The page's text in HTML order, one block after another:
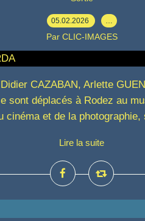
05.02.2026 …
Par CLIC-IMAGES
CAZABAN, Arlette
sont déplacés à Rodez au
cinéma et de la photographie,
Lire la suite